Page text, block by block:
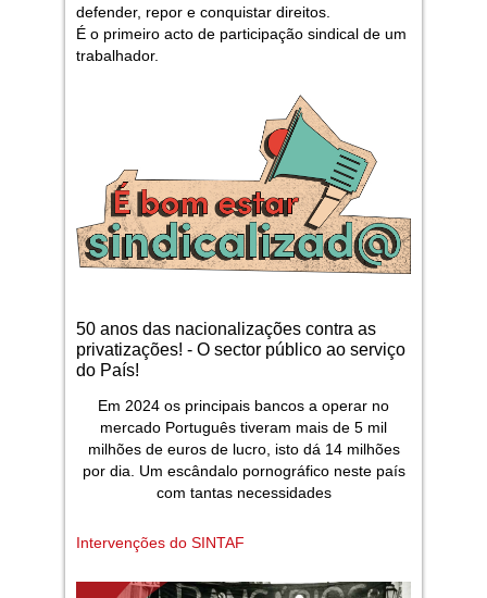
defender, repor e conquistar direitos.
É o primeiro acto de participação sindical de um
trabalhador.
50 anos das nacionalizações contra as
privatizações! - O sector público ao serviço
do País!
Em 2024 os principais bancos a operar no
mercado Português tiveram mais de 5 mil
milhões de euros de lucro, isto dá 14 milhões
por dia. Um escândalo pornográfico neste país
com tantas necessidades
Intervenções do SINTAF